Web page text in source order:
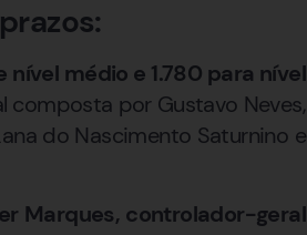
médio e 1.780 para nível
composta por Gustavo Neves,
do Nascimento Saturnino e
Marques, controlador-geral